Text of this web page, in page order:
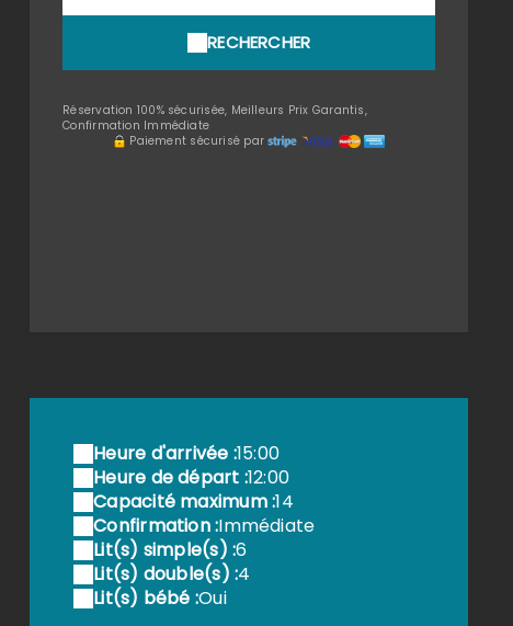
RECHERCHER
Réservation 100% sécurisée, Meilleurs Prix Garantis,
Confirmation Immédiate
Paiement sécurisé par
Heure d'arrivée :15:00
Heure de départ :12:00
Capacité maximum :14
Confirmation :Immédiate
Lit(s) simple(s) :6
Lit(s) double(s) :4
Lit(s) bébé :Oui